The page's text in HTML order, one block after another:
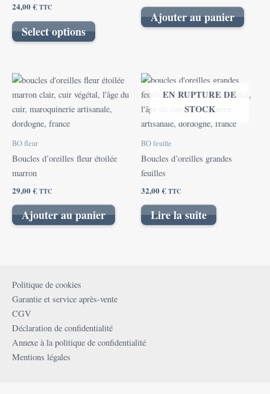
24,00€TTC
Select options
Ajouter au panier
BO fleur
Boucles d’oreilles fleur étoilée
marron
29,00€TTC
Ajouter au panier
EN RUPTURE DE
STOCK
BO feuille
Boucles d’oreilles grandes
feuilles
32,00€TTC
Lire la suite
Politique de cookies
Garantie et service après-vente
CGV
Déclaration de confidentialité
Annexe à la politique de confidentialité
Mentions légales